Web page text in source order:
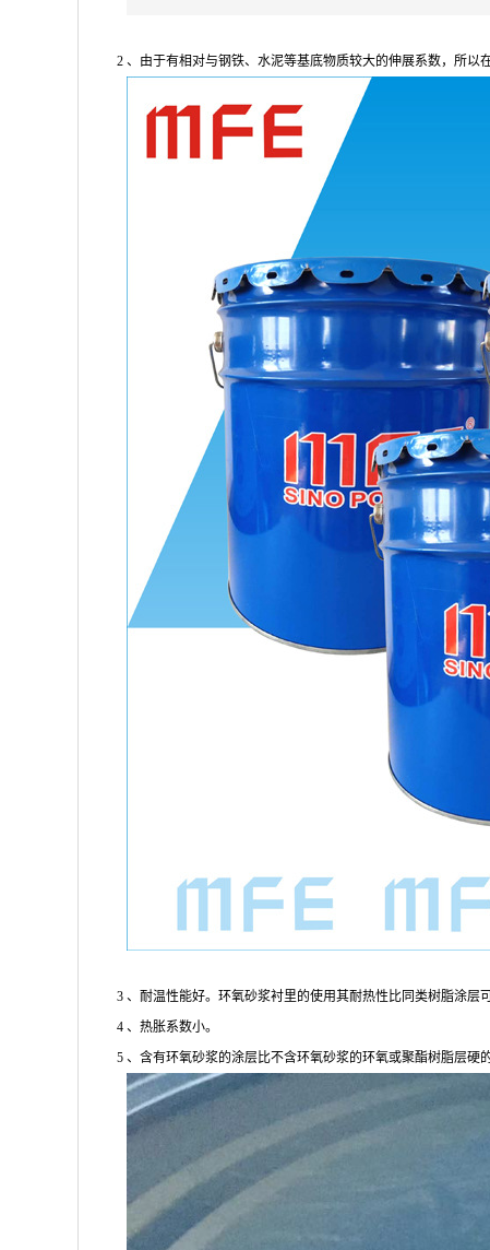
2 、由于有相对与钢铁、水泥等基底物质较大的伸展系数，所以
3 、耐温性能好。环氧砂浆衬里的使用其耐热性比同类树脂涂层
4 、热胀系数小。
5 、含有环氧砂浆的涂层比不含环氧砂浆的环氧或聚酯树脂层硬